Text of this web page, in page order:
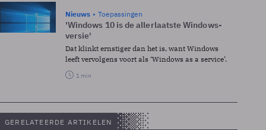
Nieuws Toepassingen
'Windows 10 is de allerlaatste Windows-
versie'
Dat klinkt ernstiger dan het is, want Windows
leeft vervolgens voort als ‘Windows as a service’.
1 min
GERELATEERDE ARTIKELEN